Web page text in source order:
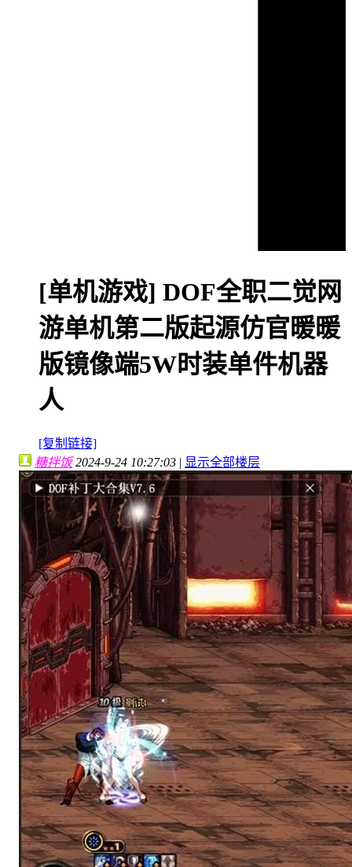
[单机游戏] DOF全职二觉网
游单机第二版起源仿官暖暖
版镜像端5W时装单件机器
人
[复制链接]
糖拌饭2024-9-24 10:27:03 | 显示全部楼层